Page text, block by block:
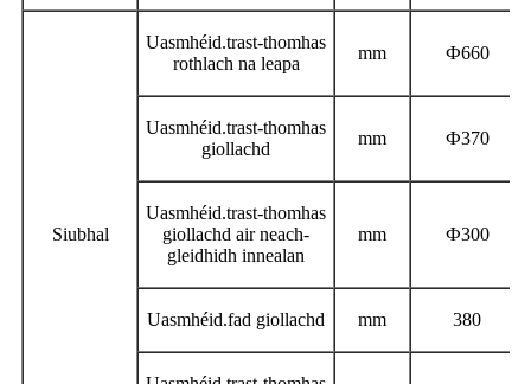
Siubhal
Uasmhéid.trast-thomhas
rothlach na leapa
mm Ф660
Uasmhéid.trast-thomhas
giollachd
mm Ф370
Uasmhéid.trast-thomhas
giollachd air neach-
gleidhidh innealan
mm Ф300
Uasmhéid.fad giollachd mm 380